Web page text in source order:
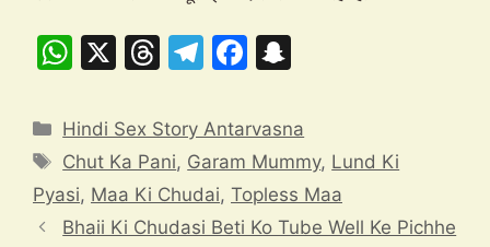
W
at
s
A
p
X
T
e
a
d
s
T
e
gr
a
m
F
c
e
b
o
a
p
c
h
Categories
Hindi Sex Story Antarvasna
Tags
Chut Ka Pani, Garam Mummy, Lund Ki
Pyasi, Maa Ki Chudai, Topless Maa
Bhaii Ki Chudasi Beti Ko Tube Well Ke Pichhe